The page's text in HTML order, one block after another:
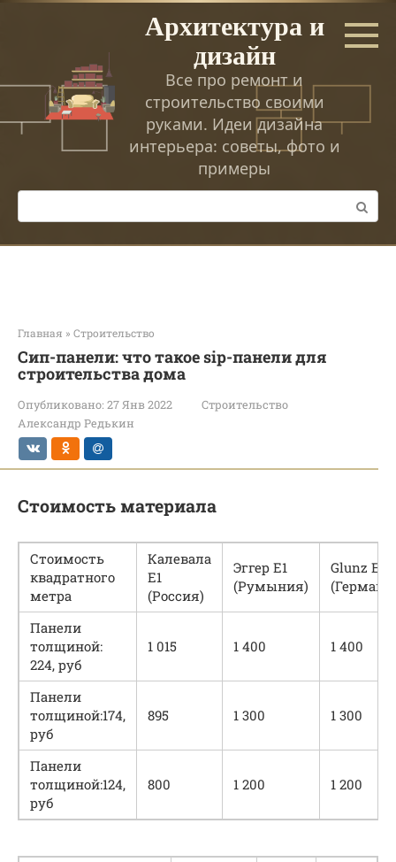
Перейти
Архитектура и
дизайн
Все про ремонт и
строительство своими
руками. Идеи дизайна
интерьера: советы, фото и
примеры
Поиск:
Главная » Строительство
Сип-панели: что такое sip-панели для
строительства дома
Опубликовано: 27 Янв 2022
Строительство
Александр Редькин
Стоимость материала
Стоимость
квадратного
метра
Калевала
Е1
(Россия)
Эггер Е1
(Румыния)
Glunz E1
Панели
толщиной:
224, руб
1 015 1 400 1 400
Панели
толщиной:174,
руб
895 1 300 1 300
Панели
толщиной:124,
руб
800 1 200 1 200